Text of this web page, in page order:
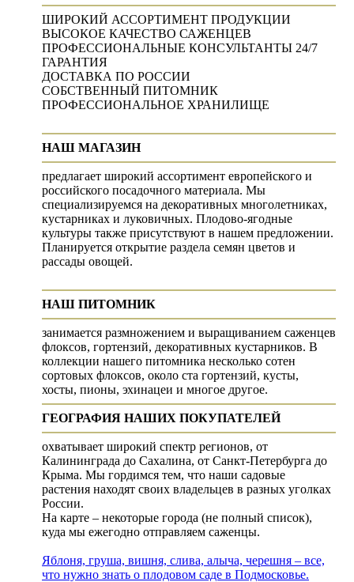
ШИРОКИЙ АССОРТИМЕНТ ПРОДУКЦИИ
ВЫСОКОЕ КАЧЕСТВО САЖЕНЦЕВ
ПРОФЕССИОНАЛЬНЫЕ КОНСУЛЬТАНТЫ 24/7
ГАРАНТИЯ
ДОСТАВКА ПО РОССИИ
СОБСТВЕННЫЙ ПИТОМНИК
ПРОФЕССИОНАЛЬНОЕ ХРАНИЛИЩЕ
НАШ МАГАЗИН
предлагает широкий ассортимент европейского и
российского посадочного материала. Мы
специализируемся на декоративных многолетниках,
кустарниках и луковичных. Плодово-ягодные
культуры также присутствуют в нашем предложении.
Планируется открытие раздела семян цветов и
рассады овощей.
НАШ ПИТОМНИК
занимается размножением и выращиванием саженцев
флоксов, гортензий, декоративных кустарников. В
коллекции нашего питомника несколько сотен
сортовых флоксов, около ста гортензий, кусты,
хосты, пионы, эхинацеи и многое другое.
ГЕОГРАФИЯ НАШИХ ПОКУПАТЕЛЕЙ
охватывает широкий спектр регионов, от
Калининграда до Сахалина, от Санкт-Петербурга до
Крыма. Мы гордимся тем, что наши садовые
растения находят своих владельцев в разных уголках
России.
На карте – некоторые города (не полный список),
куда мы ежегодно отправляем саженцы.
Яблоня, груша, вишня, слива, алыча, черешня – все,
что нужно знать о плодовом саде в Подмосковье.